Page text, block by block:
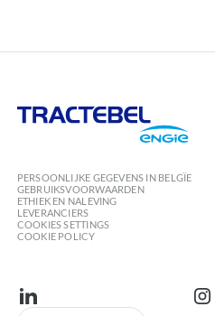
Engie
PERSOONLIJKE GEGEVENS IN BELGÏE
GEBRUIKSVOORWAARDEN
ETHIEK EN NALEVING
LEVERANCIERS
COOKIES SETTINGS
COOKIE POLICY